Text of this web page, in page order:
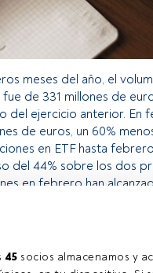
45 socios almacenamos y
meses del año, el
fue de 331 millones de
del ejercicio anterior. En
de euros, un 60%
en ETF hasta
del 44% sobre los dos
en febrero han
desde el botón Login.